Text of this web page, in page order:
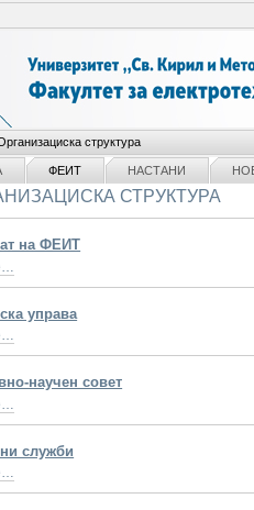
структура
ФЕИТ НАСТАНИ
СТРУКТУРА
на ФЕИТ
управа
научен совет
служби